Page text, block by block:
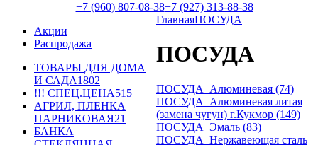
+7 (960) 807-08-38+7 (927) 313-88-38
Акции
Распродажа
ТОВАРЫ ДЛЯ ДОМА
И САДА1802
!!! СПЕЦ.ЦЕНА515
АГРИЛ, ПЛЕНКА
ПАРНИКОВАЯ21
БАНКА
ГлавнаяПОСУДА
ПОСУДА
ПОСУДА_Алюминевая (74)
ПОСУДА_Алюминевая литая
(замена чугун) г.Кукмор (149)
ПОСУДА_Эмаль (83)
ПОСУДА_Нержавеющая сталь